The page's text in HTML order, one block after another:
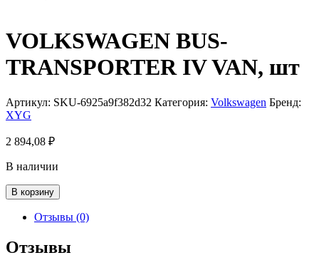
VOLKSWAGEN BUS-
TRANSPORTER IV VAN, шт
Артикул: SKU-6925a9f382d32 Категория: Volkswagen Бренд:
XYG
2 894,08 ₽
В наличии
Количество
товара
VOLKSWAGEN
TRANSPORTER
IV
В корзину
Отзывы (0)
Отзывы